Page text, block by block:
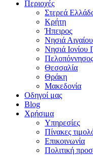
Περιοχές
Στερεά
Κρήτη
Ήπειρος
Νησιά
Νησιά Ιονίου
Πελοπόννησος
Θεσσαλία
Θράκη
Μακεδονία
Οδηγοί μας
Blog
Χρήσιμα
Υπηρεσίες
Πίνακες
Επικοινωνία
Πολιτική